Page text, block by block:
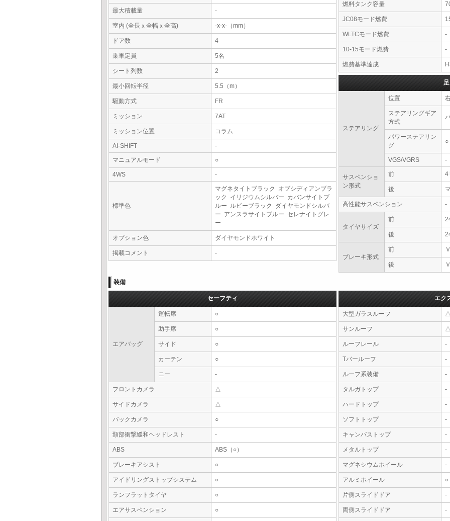
最大積載量 -
室内 (全長ｘ全幅ｘ全高) -x-x-（mm）
ドア数 4
乗車定員 5名
シート列数 2
最小回転半径 5.5（m）
駆動方式 FR
ミッション 7AT
ミッション位置 コラム
AI-SHIFT
-
マニュアルモード
○
4WS -
標準色
マグネタイトブラック オブシディアンブラ
ック イリジウムシルバー カバンサイトブ
ルー ルビーブラック ダイヤモンドシルバ
ー アンスラサイトブルー セレナイトグレ
ー
オプション色 ダイヤモンドホワイト
掲載コメント -
燃料タンク容量
JC08モード燃費
WLTCモード燃費 -
10-15モード燃費 -
燃費基準達成
ステアリング
位置
ステアリングギア
方式
パワーステアリン
グ
○
VGS/VGRS -
サスペンショ
ン形式
前 4
後
高性能サスペンション -
タイヤサイズ
前
後
ブレーキ形式
前
後
装備
セーフティ
エアバッグ
運転席 ○
助手席 ○
サイド ○
カーテン ○
ニー -
フロントカメラ △
サイドカメラ △
バックカメラ ○
頸部衝撃緩和ヘッドレスト -
ABS ABS（○）
ブレーキアシスト ○
アイドリングストップシステム ○
ランフラットタイヤ ○
エアサスペンション ○
エク
大型ガラスルーフ
サンルーフ
ルーフレール -
Tバールーフ -
ルーフ系装備 -
タルガトップ -
ハードトップ -
ソフトトップ -
キャンバストップ -
メタルトップ -
マグネシウムホイール -
アルミホイール ○
片側スライドドア -
両側スライドドア -